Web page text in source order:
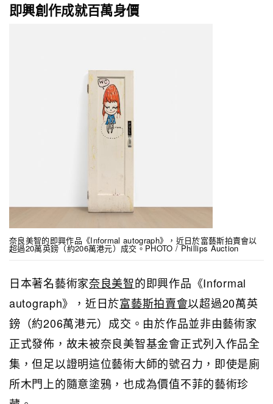
即興創作成就百萬身價
奈良美智的即興作品《Informal autograph》，近日於富藝斯拍賣會以
超過20萬英鎊（約206萬港元）成交。PHOTO / Phillips Auction
日本著名藝術家奈良美智的即興作品《Informal
autograph》，近日於富藝斯拍賣會以超過20萬英
鎊（約206萬港元）成交。由於作品並非由藝術家
正式發佈，故未被奈良美智基金會正式列入作品全
集，但足以證明這位藝術大師的號召力，即使是廁
所木門上的隨意塗鴉，也成為價值不菲的藝術珍